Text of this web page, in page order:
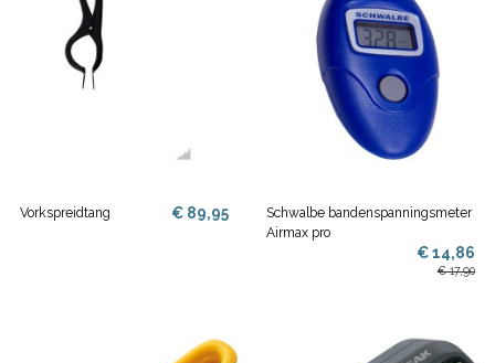
Vorkspreidtang € 89,95
Schwalbe bandenspanningsmeter
Airmax pro
€ 14,86
€ 17,90